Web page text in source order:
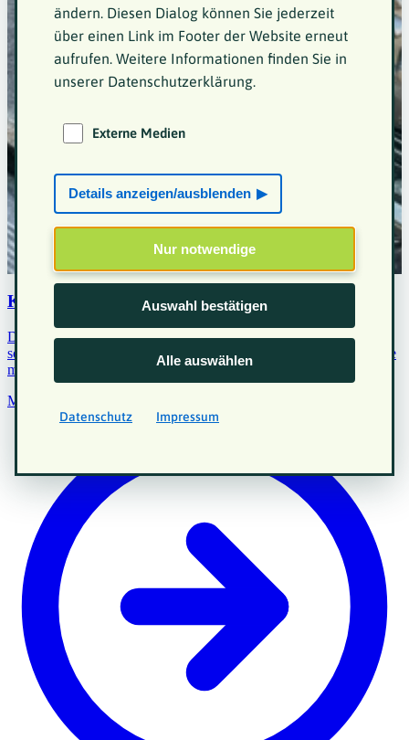
KFZ-Umbau
Der Umbau eines Fahrzeugs für kleinwüchsige Personen erfordert
sorgfältige Planung und individuell abgestimmte Lösungen. Erfahre
mehr zu Kosten und Finanzierzung
Mehr erfahren
ändern. Diesen Dialog können Sie jederzeit
über einen Link im Footer der Website erneut
aufrufen. Weitere Informationen finden Sie in
unserer Datenschutzerklärung.
Externe Medien
Details anzeigen/ausblenden
Nur notwendige
Auswahl bestätigen
Alle auswählen
Datenschutz Impressum